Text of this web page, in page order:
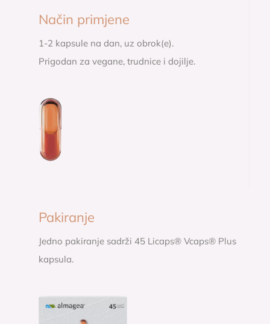
Način primjene
1-2 kapsule na dan, uz obrok(e).
Prigodan za vegane, trudnice i dojilje.
Pakiranje
Jedno pakiranje sadrži 45 Licaps® Vcaps® Plus
kapsula.